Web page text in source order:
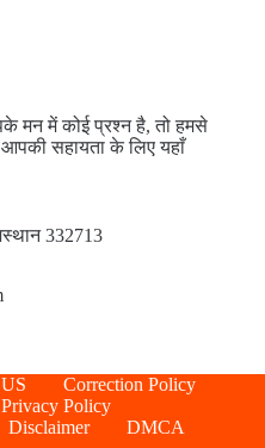
मन में कोई प्रश्न है, तो हमसे
सहायता के लिए यहाँ
332713
Correction Policy
Privacy Policy
Disclaimer DMCA